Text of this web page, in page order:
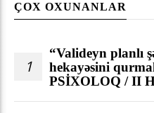
ÇOX OXUNANLAR
1
“Valideyn planlı
hekayəsini
PSİXOLOQ / II